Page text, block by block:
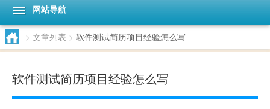
网站导航
> 文章列表 > 软件测试简历项目经验怎么写
软件测试简历项目经验怎么写